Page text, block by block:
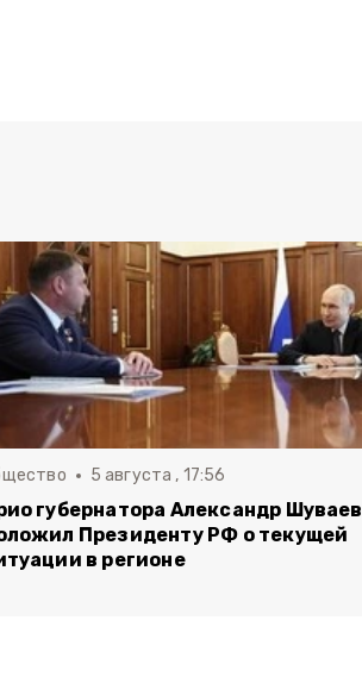
5 августа , 17:56
губернатора Александр Шуваев
Президенту РФ о текущей
в регионе